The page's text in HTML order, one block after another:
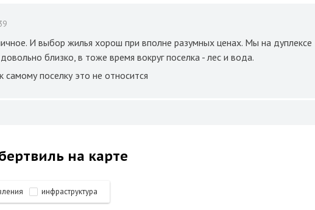
И выбор жилья хорош при вполне разумных ценах. Мы на дуплексе
близко, в тоже время вокруг поселка - лес и вода.
самому поселку это не относится
на карте
инфраструктура